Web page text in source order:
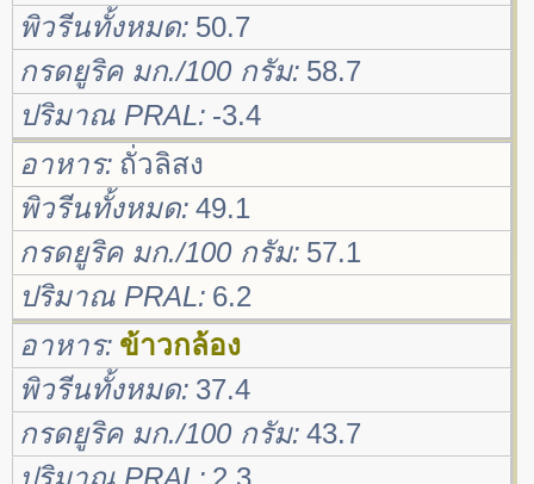
พิวรีนทั้งหมด 50.7
กรดยูริค มก./100 กรัม 58.7
ปริมาณ PRAL -3.4
อาหาร ถั่วลิสง
พิวรีนทั้งหมด 49.1
กรดยูริค มก./100 กรัม 57.1
ปริมาณ PRAL 6.2
อาหาร ข้าวกล้อง
พิวรีนทั้งหมด 37.4
กรดยูริค มก./100 กรัม 43.7
ปริมาณ PRAL 2.3